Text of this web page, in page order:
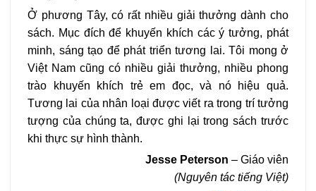
Ở phương Tây, có rất nhiều giải thưởng dành cho
sách. Mục đích để khuyến khích các ý tưởng, phát
minh, sáng tạo để phát triển tương lai. Tôi mong ở
Việt Nam cũng có nhiều giải thưởng, nhiều phong
trào khuyến khích trẻ em đọc, và nó hiệu quả.
Tương lai của nhân loại được viết ra trong trí tưởng
tượng của chúng ta, được ghi lại trong sách trước
khi thực sự hình thành.
Jesse Peterson – Giáo viên
(Nguyên tác tiếng Việt)